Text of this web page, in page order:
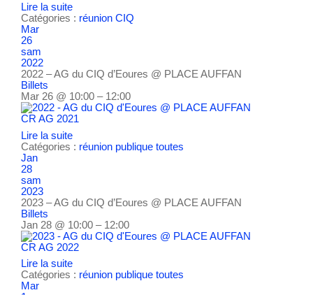
Lire la suite
Catégories : réunion CIQ
Mar
26
sam
2022
2022 – AG du CIQ d’Eoures @ PLACE AUFFAN
Billets
Mar 26 @ 10:00 – 12:00
CR AG 2021
Lire la suite
Catégories : réunion publique toutes
Jan
28
sam
2023
2023 – AG du CIQ d’Eoures @ PLACE AUFFAN
Billets
Jan 28 @ 10:00 – 12:00
CR AG 2022
Lire la suite
Catégories : réunion publique toutes
Mar